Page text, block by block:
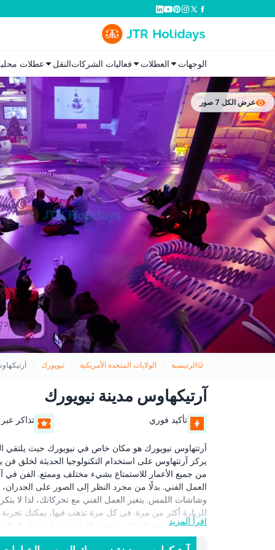
الوجهات العطلات فعاليات الشركاتالنقل عطلات
عرض الكل 7 صور
الرئيسية الولايات المتحدة الأمريكية نيويورك
آرتيكهاوس مدينة نيويورك
تأكيد فوري تذاكر
آرتتهاوس نيويورك هو مكان خاص في نيويورك حيث يلتقي
يركز آرتتهاوس على استخدام التكنولوجيا الحديثة لخلق
من جميع الأعمار للاستمتاع بشيء مختلف وممتع. الفن في
العمل الفني. بدلًا من مجرد النظر إلى الصور على
وشاشات اللمس. يتغير العمل الفني مع تحركاتك، لذا لا
للزيارة أكثر من مرة. في كل مرة تذهب فيها، يمكنك
دمجه للتقنية مع الإبداع. يستخدم الفنانون تقنيات مثل
ينبض بالحياة. يجمع استخدام هذه الأدوات بين تحريك
اقرأ المزيد